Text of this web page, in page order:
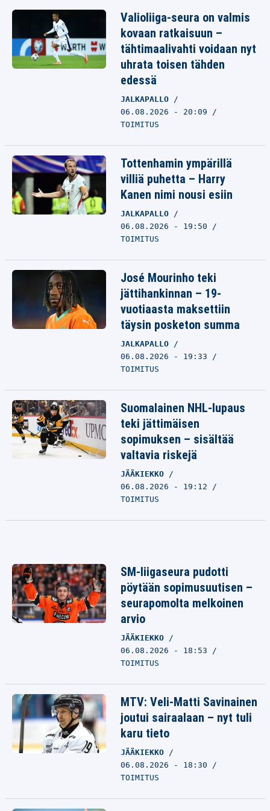
Valioliiga-seura on valmis
kovaan ratkaisuun –
tähtimaalivahti voidaan nyt
uhrata toisen tähden
edessä
JALKAPALLO
06.08.2026 - 20:09
TOIMITUS
Tottenhamin ympärillä
villiä puhetta – Harry
Kanen nimi nousi esiin
JALKAPALLO
06.08.2026 - 19:50
TOIMITUS
José Mourinho teki
jättihankinnan – 19-
vuotiaasta maksettiin
täysin posketon summa
JALKAPALLO
06.08.2026 - 19:33
TOIMITUS
Suomalainen NHL-lupaus
teki jättimäisen
sopimuksen – sisältää
valtavia riskejä
JÄÄKIEKKO
06.08.2026 - 19:12
TOIMITUS
SM-liigaseura pudotti
pöytään sopimusuutisen –
seurapomolta melkoinen
arvio
JÄÄKIEKKO
06.08.2026 - 18:53
TOIMITUS
MTV: Veli-Matti Savinainen
joutui sairaalaan – nyt tuli
karu tieto
JÄÄKIEKKO
06.08.2026 - 18:30
TOIMITUS